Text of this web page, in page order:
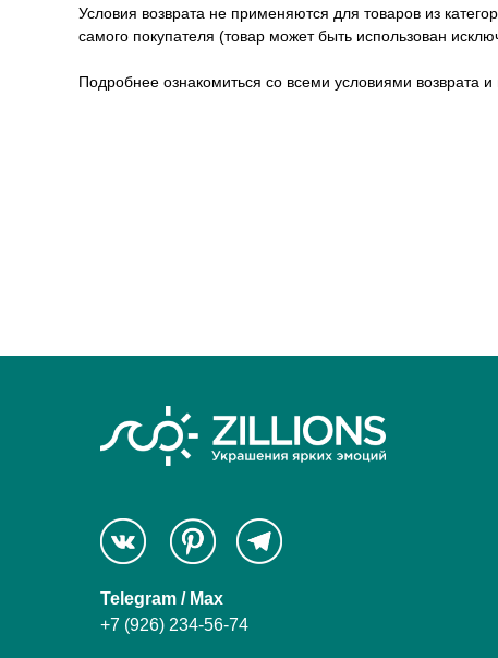
Условия возврата не применяются для товаров из
самого покупателя (товар может быть использован
Подробнее ознакомиться со всеми условиями возврата
Telegram / Max
+7 (926) 234-56-74